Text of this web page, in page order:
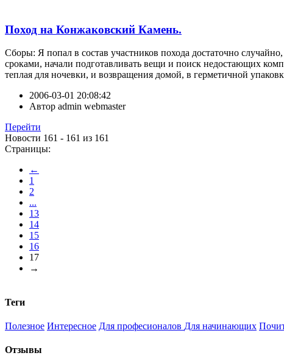
Поход на Конжаковский Камень.
Сборы: Я попал в состав участников похода достаточно
сроками, начали подготавливать вещи и поиск недостающих
теплая для ночевки, и возвращения домой, в герметичной
2006-03-01 20:08:42
Автор admin webmaster
Перейти
Новости 161 - 161 из 161
Страницы:
←
1
2
...
13
14
15
16
17
→
Теги
Полезное Интересное Для професионалов Для начинающих
Отзывы